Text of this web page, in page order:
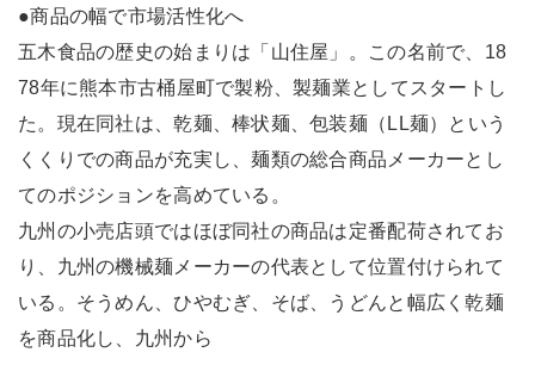
●商品の幅で市場活性化へ
五木食品の歴史の始まりは「山住屋」。この名前で、18
78年に熊本市古桶屋町で製粉、製麺業としてスタートし
た。現在同社は、乾麺、棒状麺、包装麺（LL麺）という
くくりでの商品が充実し、麺類の総合商品メーカーとし
てのポジションを高めている。
九州の小売店頭ではほぼ同社の商品は定番配荷されてお
り、九州の機械麺メーカーの代表として位置付けられて
いる。そうめん、ひやむぎ、そば、うどんと幅広く乾麺
を商品化し、九州から